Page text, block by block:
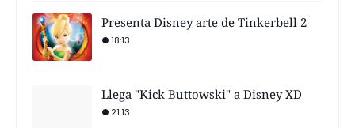
Presenta Disney arte de Tinkerbell 2
18:13
Llega "Kick Buttowski" a Disney XD
21:13